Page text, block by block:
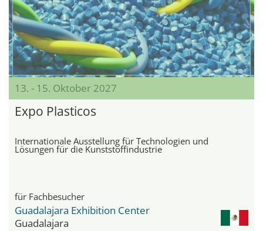
13. - 15. Oktober 2027
Expo Plasticos
Internationale Ausstellung für Technologien und
Lösungen für die Kunststoffindustrie
für Fachbesucher
Guadalajara Exhibition Center
Guadalajara